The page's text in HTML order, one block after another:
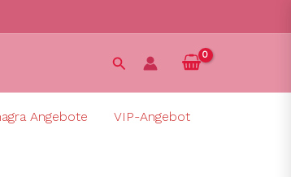
Suchen
Angebote VIP-Angebot